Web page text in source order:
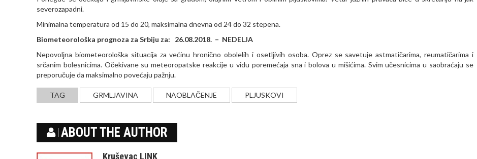
severozapadni.
Minimalna temperatura od 15 do 20, maksimalna dnevna od 24 do 32 stepena.
Biometeorološka prognoza za Srbiju za: 26.08.2018. – NEDELJA
Nepovolјna biometeorološka situacija za većinu hronično obolelih i osetlјivih osoba. Oprez se savetuje astmatičarima, reumatičarima i
srčanim bolesnicima. Očekivane su meteoropatske reakcije u vidu poremećaja sna i bolova u mišićima. Svim učesnicima u saobraćaju se
preporučuje da maksimalno povećaju pažnju.
TAG GRMLJAVINA NAOBLAČENJE PLJUSKOVI
ABOUT THE AUTHOR
Kruševac LINK